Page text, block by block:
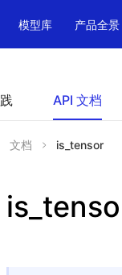
模型库 产品全景
API 文档
文档 is_tensor